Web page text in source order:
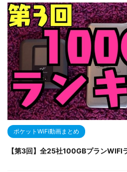
ポケットWiFi動画まとめ
【第3回】全25社100GBプランWIFI